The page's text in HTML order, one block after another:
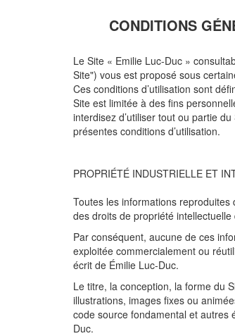
CONDITIONS
Le Site « Emilie Luc-Duc »
Site") vous est proposé sous
Ces conditions d’utilisation sont
Site est limitée à des fins
interdisez d’utiliser tout ou partie
présentes conditions d’utilisation.
PROPRIÉTÉ INDUSTRIELLE ET
Toutes les informations
des droits de propriété
Par conséquent, aucune de ces
exploitée commercialement ou
écrit de Émilie Luc-Duc.
Le titre, la conception, la forme du
illustrations, images fixes ou
code source fondamental et autres
Duc.